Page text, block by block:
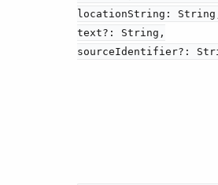
locationString:
text?: String,
sourceIdentifier?: